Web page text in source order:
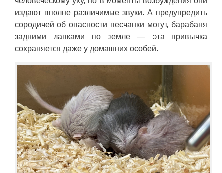
издают вполне различимые звуки. А предупредить
сородичей об опасности песчанки могут, барабаня
задними лапками по земле — эта привычка
сохраняется даже у домашних особей.